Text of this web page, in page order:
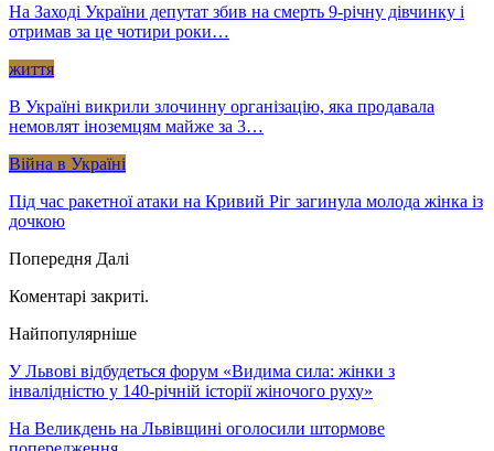
На Заході України депутат збив на смерть 9-річну дівчинку і
отримав за це чотири роки…
життя
В Україні викрили злочинну організацію, яка продавала
немовлят іноземцям майже за 3…
Війна в Україні
Під час ракетної атаки на Кривий Ріг загинула молода жінка із
дочкою
Попередня Далі
Коментарі закриті.
Найпопулярніше
У Львові відбудеться форум «Видима сила: жінки з
інвалідністю у 140-річній історії жіночого руху»
На Великдень на Львівщині оголосили штормове